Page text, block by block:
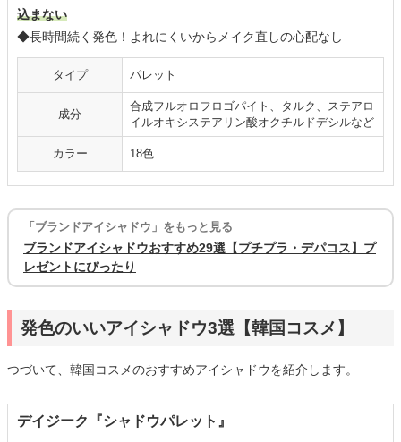
込まない
◆長時間続く発色！よれにくいからメイク直しの心配なし
タイプ パレット
成分
合成フルオロフロゴパイト、タルク、ステアロ
イルオキシステアリン酸オクチルドデシルなど
カラー 18色
「ブランドアイシャドウ」をもっと見る
ブランドアイシャドウおすすめ29選【プチプラ・デパコス】プ
レゼントにぴったり
発色のいいアイシャドウ3選【韓国コスメ】
つづいて、韓国コスメのおすすめアイシャドウを紹介します。
デイジーク『シャドウパレット』